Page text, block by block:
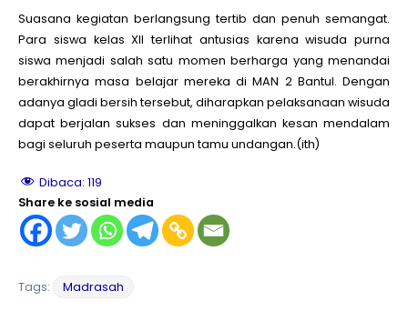
Suasana kegiatan berlangsung tertib dan penuh semangat.
Para siswa kelas XII terlihat antusias karena wisuda purna
siswa menjadi salah satu momen berharga yang menandai
berakhirnya masa belajar mereka di MAN 2 Bantul. Dengan
adanya gladi bersih tersebut, diharapkan pelaksanaan wisuda
dapat berjalan sukses dan meninggalkan kesan mendalam
bagi seluruh peserta maupun tamu undangan.(ith)
Dibaca: 119
Share ke sosial media
Tags: Madrasah